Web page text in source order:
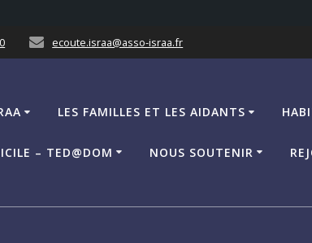
ecoute.israa@asso-israa.fr
LES FAMILLES ET LES AIDANTS
– TED@DOM NOUS SOUTENIR